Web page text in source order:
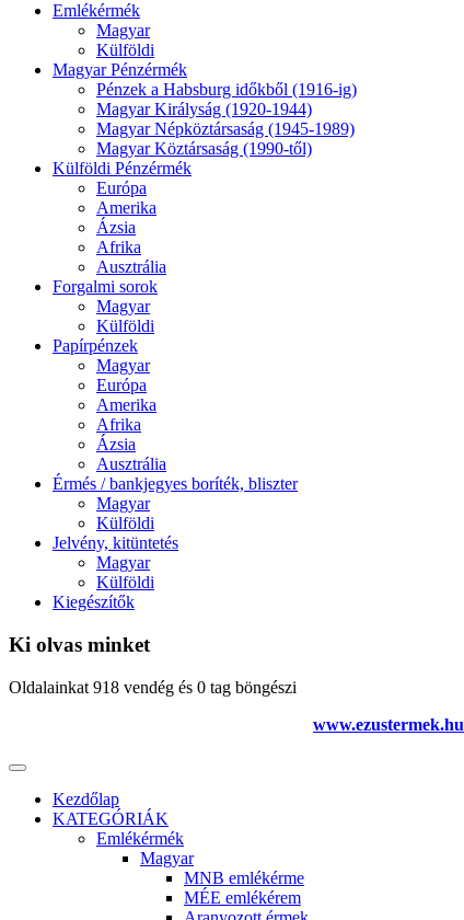
Emlékérmék
Magyar
Külföldi
Magyar Pénzérmék
Pénzek a Habsburg időkből (1916-ig)
Magyar Királyság (1920-1944)
Magyar Népköztársaság (1945-1989)
Magyar Köztársaság (1990-től)
Külföldi Pénzérmék
Európa
Amerika
Ázsia
Afrika
Ausztrália
Forgalmi sorok
Magyar
Külföldi
Papírpénzek
Magyar
Európa
Amerika
Afrika
Ázsia
Ausztrália
Érmés / bankjegyes boríték, bliszter
Magyar
Külföldi
Jelvény, kitüntetés
Magyar
Külföldi
Kiegészítők
Ki olvas minket
Oldalainkat 918 vendég és 0 tag böngészi
www.ezustermek.hu
Kezdőlap
KATEGÓRIÁK
Emlékérmék
Magyar
MNB emlékérme
MÉE emlékérem